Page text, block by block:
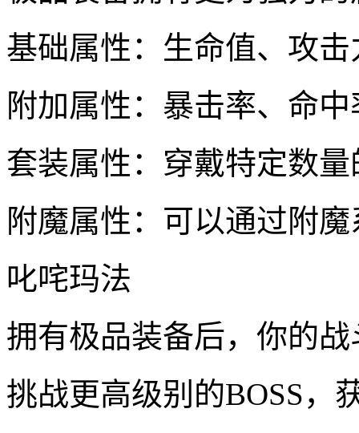
基础属性：生命值、攻
附加属性：暴击率、命
套装属性：穿戴特定数
附魔属性：可以通过附
叱咤玛法
拥有极品装备后，你的
挑战更高级别的BOSS，